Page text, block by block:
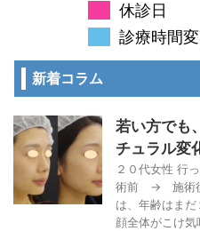
休診日
診療時間
新着コラム
若い方でも
チュラル変
２０代女性 行
術前 → 施術後
は、年齢はま
顔全体がこけ